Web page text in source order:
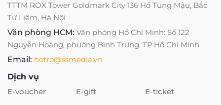
TTTM ROX Tower Goldmark City 136 Hồ Tùng Mậu, Bắc
Từ Liêm, Hà Nội
Văn phòng HCM: Văn phòng Hồ Chí Minh: Số 122
Nguyễn Hoàng, phường Bình Trưng, TP.Hồ Chí Minh
Email: hotro@ssmedia.vn
Dịch vụ
E-voucher
E-gift
E-ticket